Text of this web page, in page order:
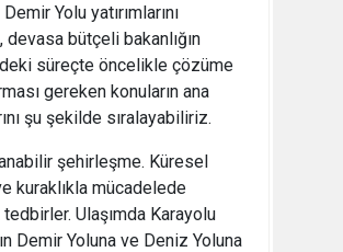
Yolu yatırımlarını
devasa bütçeli bakanlığın
süreçte öncelikle çözüme
gereken konuların ana
şu şekilde sıralayabiliriz.
şehirleşme. Küresel
kuraklıkla mücadelede
tedbirler. Ulaşımda Karayolu
Demir Yoluna ve Deniz Yoluna